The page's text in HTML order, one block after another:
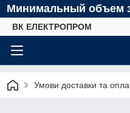
Минимальный объем
ВК ЕЛЕКТРОПРОМ
Умови доставки та